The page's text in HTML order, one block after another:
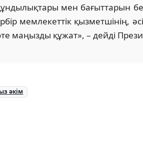
мен бағыттарын
мемлекеттік қызметшінің,
маңызды құжат», – дейді
әкім